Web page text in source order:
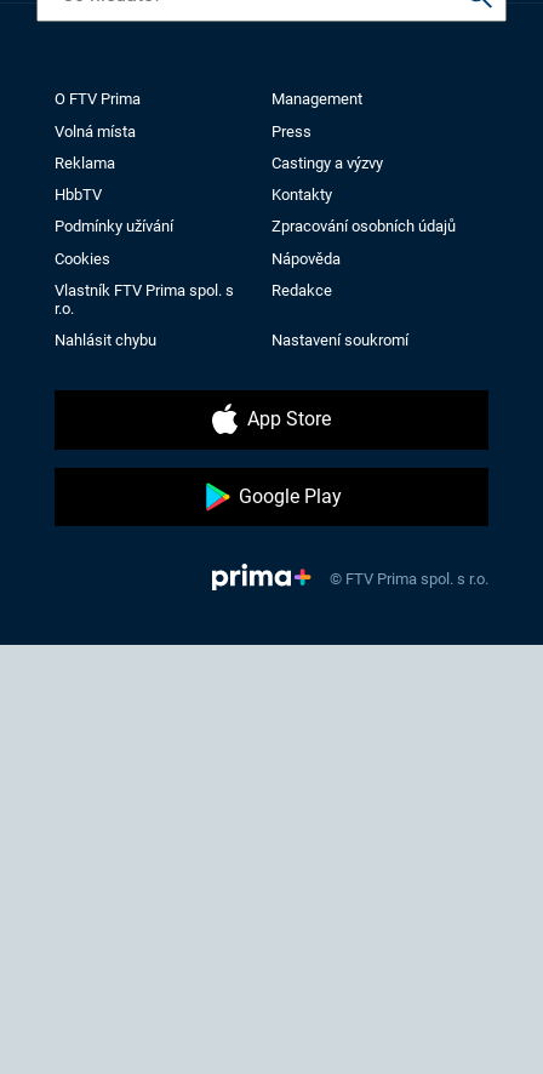
O FTV Prima
Management
Volná místa
Press
Reklama
Castingy a výzvy
HbbTV
Kontakty
Podmínky užívání
Zpracování osobních údajů
Cookies
Nápověda
Vlastník FTV Prima spol. s
r.o.
Redakce
Nahlásit chybu Nastavení soukromí
App Store
Google Play
© FTV Prima spol. s r.o.